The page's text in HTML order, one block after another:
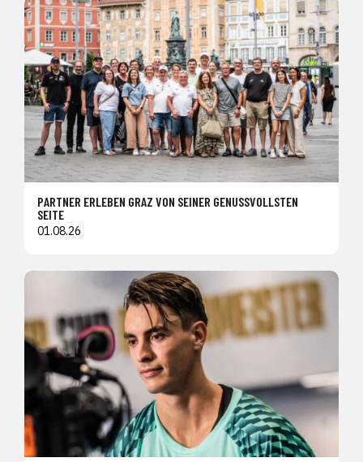
PARTNER ERLEBEN GRAZ VON SEINER GENUSSVOLLSTEN
SEITE
01.08.26